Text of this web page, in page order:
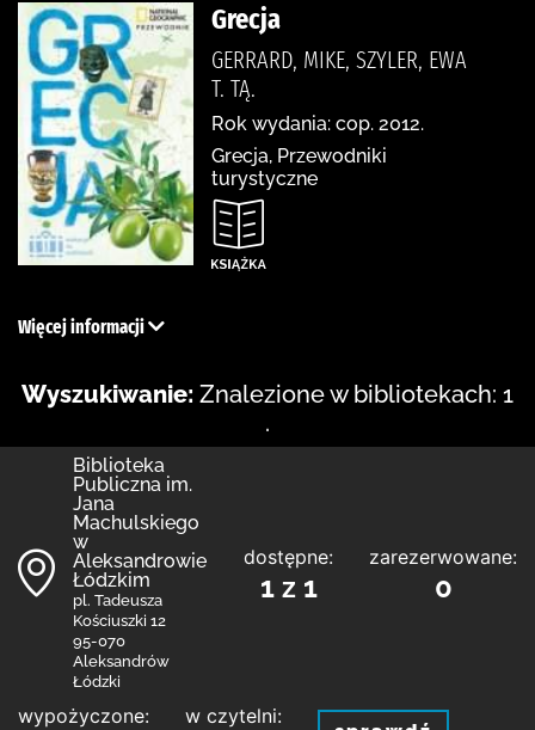
Grecja
GERRARD, MIKE, SZYLER, EWA
T. TĄ.
Rok wydania: cop. 2012.
Grecja, Przewodniki
turystyczne
Więcej informacji
Wyszukiwanie: Znalezione w bibliotekach: 1
.
Biblioteka
Publiczna im.
Jana
Machulskiego
w
Aleksandrowie
Łódzkim
pl. Tadeusza
Kościuszki 12
95-070
Aleksandrów
Łódzki
dostępne:
1 z 1
zarezerwowane:
0
wypożyczone: w czytelni: